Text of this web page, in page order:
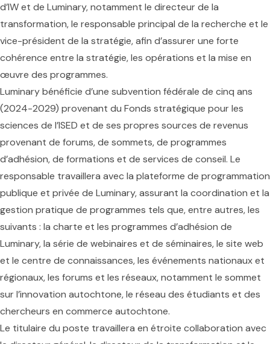
d’IW et de Luminary, notamment le directeur de la
transformation, le responsable principal de la recherche et le
vice-président de la stratégie, afin d’assurer une forte
cohérence entre la stratégie, les opérations et la mise en
œuvre des programmes.
Luminary bénéficie d’une subvention fédérale de cinq ans
(2024-2029) provenant du Fonds stratégique pour les
sciences de l’ISED et de ses propres sources de revenus
provenant de forums, de sommets, de programmes
d’adhésion, de formations et de services de conseil. Le
responsable travaillera avec la plateforme de programmation
publique et privée de Luminary, assurant la coordination et la
gestion pratique de programmes tels que, entre autres, les
suivants : la charte et les programmes d’adhésion de
Luminary, la série de webinaires et de séminaires, le site web
et le centre de connaissances, les événements nationaux et
régionaux, les forums et les réseaux, notamment le sommet
sur l’innovation autochtone, le réseau des étudiants et des
chercheurs en commerce autochtone.
Le titulaire du poste travaillera en étroite collaboration avec